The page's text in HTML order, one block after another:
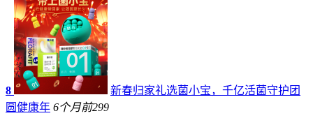
8
新春归家礼选菌小宝，千亿活菌守护团
圆健康年 6个月前299